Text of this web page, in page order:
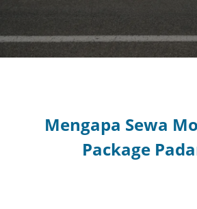
Mengapa Sewa
Package